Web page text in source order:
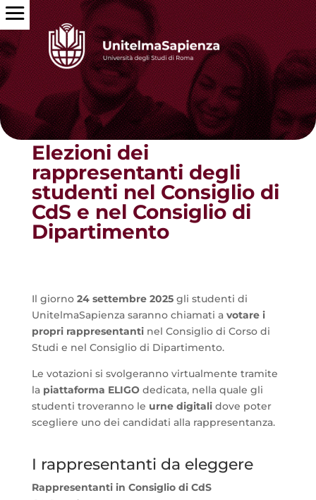
Torna alle news
Elezioni dei
rappresentanti degli
studenti nel Consiglio di
CdS e nel Consiglio di
Dipartimento
Il giorno 24 settembre 2025 gli studenti di
UnitelmaSapienza saranno chiamati a votare i
propri rappresentantinel Consiglio di Corso di
Studi e nel Consiglio di Dipartimento.
Le votazioni si svolgeranno virtualmente tramite
lapiattaforma ELIGOdedicata, nella quale gli
studenti troveranno le urne digitalidove poter
scegliere uno dei candidati alla rappresentanza.
I rappresentanti da eleggere
Rappresentanti in Consiglio di CdS